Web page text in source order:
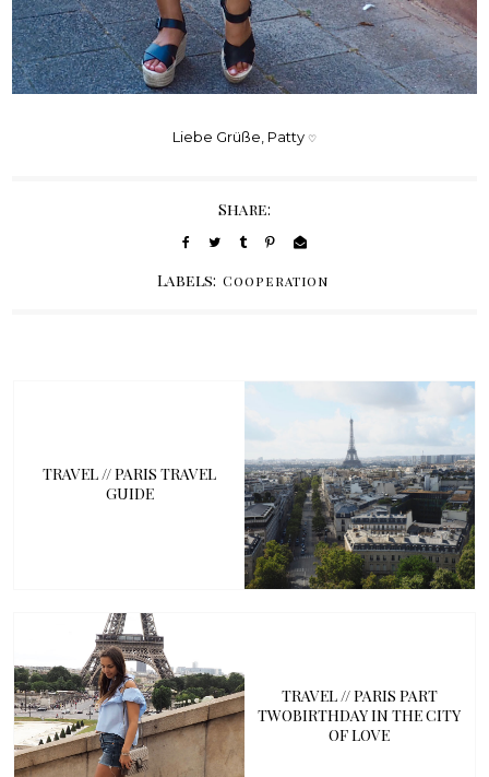
Liebe Grüße, Patty ♡
Share:
Labels: Cooperation
TRAVEL // PARIS TRAVEL
GUIDE
TRAVEL // PARIS PART
TWOBIRTHDAY IN THE CITY
OF LOVE